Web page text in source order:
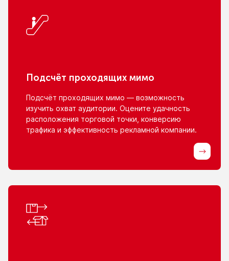
Подсчёт проходящих мимо
Подсчёт проходящих мимо — возможность
изучить охват аудитории. Оцените удачность
расположения торговой точки, конверсию
трафика и эффективность рекламной компании.